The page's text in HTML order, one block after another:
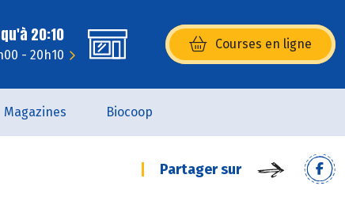
20:10
- 20h10
Courses en ligne
(s’ouvre dans une nouvelle
Magazines Biocoop
Partager sur